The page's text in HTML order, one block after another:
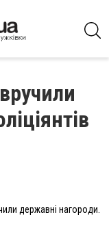
державні нагороди.